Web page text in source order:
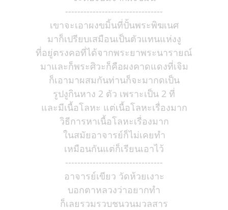
--------------------------------
เขาจะเอาผงขมิ้นที่ปั้นพระพิฆเนศ
มาก็เปรียบเสมือนเป็นตัวแทนแห่งงู
ที่อยู่ตรงคอที่ได้จากพระยาพระนารายณ์
มาและก็พระศิวะก็คือผงคาดแดงที่เจิม
ก็เอามาผสมกันท่านก็จะมากดเป็น
รูปงูกินหาง 2 ตัว เพราะเป็น 2 ที่
และมีเนื้อโลหะ แต่เนื้อโลหะเรื่องมาก
วิธีการหาเนื้อโลหะเรื่องมาก
ในสมัยอาจารย์ก็ไม่เคยทำ
เหมือนกันแต่ก็เรียนเอาไว้
--------------------------------
อาจารย์เขียว วัดห้วยเงาะ
บอกตาหลวงว่าอยากทำ
ก็เลยรวมรวบชนวนมวลสาร